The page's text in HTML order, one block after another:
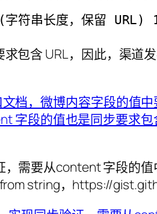
符串长度，保留 URL)
包含 URL，因此，渠道
需要从content 字段的
string，https://